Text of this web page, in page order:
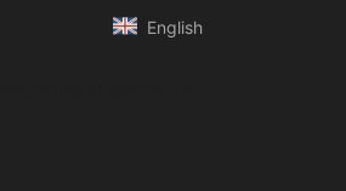
English